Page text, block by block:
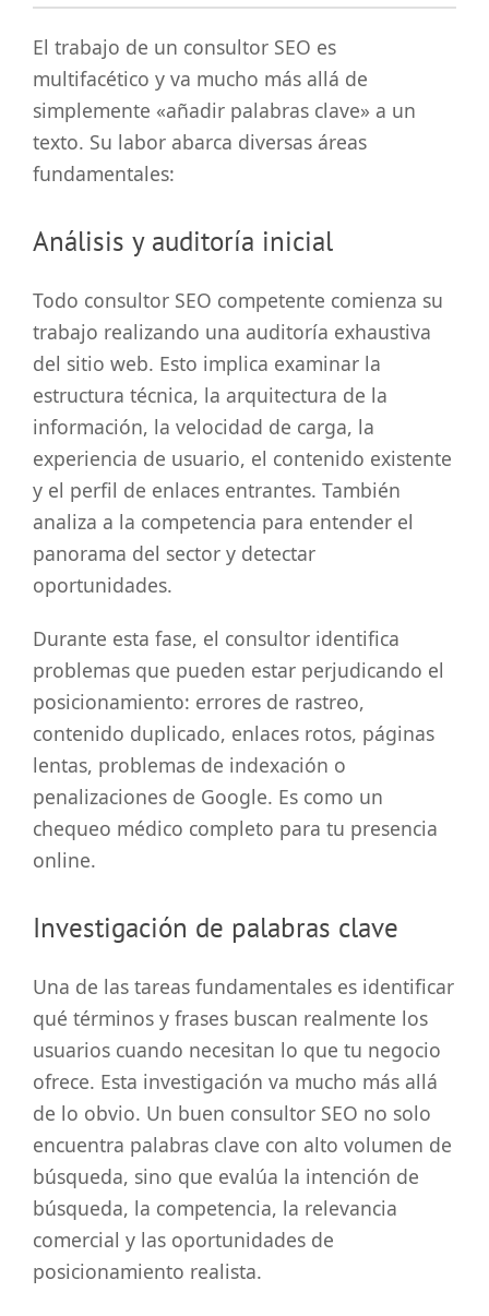
El trabajo de un consultor SEO es
multifacético y va mucho más allá de
simplemente «añadir palabras clave» a un
texto. Su labor abarca diversas áreas
fundamentales:
Análisis y auditoría inicial
Todo consultor SEO competente comienza su
trabajo realizando una auditoría exhaustiva
del sitio web. Esto implica examinar la
estructura técnica, la arquitectura de la
información, la velocidad de carga, la
experiencia de usuario, el contenido existente
y el perfil de enlaces entrantes. También
analiza a la competencia para entender el
panorama del sector y detectar
oportunidades.
Durante esta fase, el consultor identifica
problemas que pueden estar perjudicando el
posicionamiento: errores de rastreo,
contenido duplicado, enlaces rotos, páginas
lentas, problemas de indexación o
penalizaciones de Google. Es como un
chequeo médico completo para tu presencia
online.
Investigación de palabras clave
Una de las tareas fundamentales es identificar
qué términos y frases buscan realmente los
usuarios cuando necesitan lo que tu negocio
ofrece. Esta investigación va mucho más allá
de lo obvio. Un buen consultor SEO no solo
encuentra palabras clave con alto volumen de
búsqueda, sino que evalúa la intención de
búsqueda, la competencia, la relevancia
comercial y las oportunidades de
posicionamiento realista.